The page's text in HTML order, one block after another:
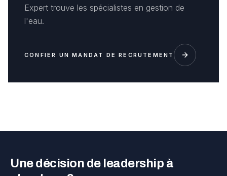
Expert trouve les spécialistes en gestion de
l'eau.
CONFIER UN MANDAT DE RECRUTEMENT
Une décision de leadership à